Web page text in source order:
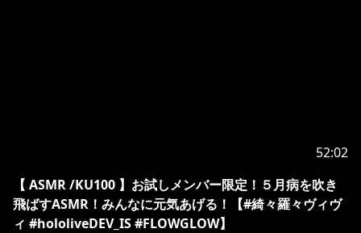
◆ホロライブプロダクションOFFICIAL
HP：https://hololivepro.com/
X：https://x.com/hololivetv
52:02
【 ASMR /KU100 】お試しメンバー限定！５月病を吹き
飛ばすASMR！みんなに元気あげる！【#綺々羅々ヴィヴ
ィ #hololiveDEV_IS #FLOWGLOW】